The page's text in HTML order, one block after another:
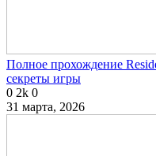
Полное прохождение
секреты игры
0 2k 0
31 марта, 2026